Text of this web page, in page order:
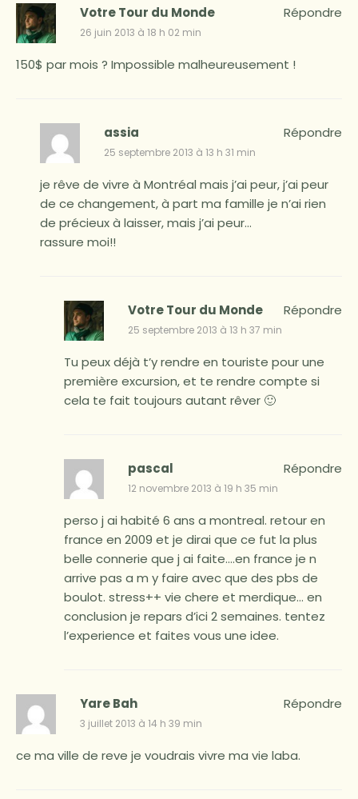
Votre Tour du Monde
26 juin 2013 à 18 h 02 min
150$ par mois ? Impossible malheureusement !
Répondre
assia
25 septembre 2013 à 13 h 31 min
je rêve de vivre à Montréal mais j’ai peur, j’ai peur
de ce changement, à part ma famille je n’ai rien
de précieux à laisser, mais j’ai peur…
rassure moi!!
Répondre
Votre Tour du Monde
25 septembre 2013 à 13 h 37 min
Tu peux déjà t’y rendre en touriste pour une
première excursion, et te rendre compte si
cela te fait toujours autant rêver 🙂
Répondre
pascal
12 novembre 2013 à 19 h 35 min
perso j ai habité 6 ans a montreal. retour en
france en 2009 et je dirai que ce fut la plus
belle connerie que j ai faite….en france je n
arrive pas a m y faire avec que des pbs de
boulot. stress++ vie chere et merdique… en
conclusion je repars d’ici 2 semaines. tentez
l’experience et faites vous une idee.
Répondre
Yare Bah
3 juillet 2013 à 14 h 39 min
ce ma ville de reve je voudrais vivre ma vie laba.
Répondre